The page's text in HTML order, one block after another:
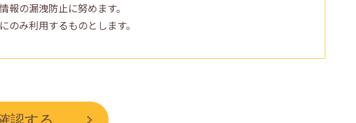
の漏洩防止に努めます。
み利用するものとします。